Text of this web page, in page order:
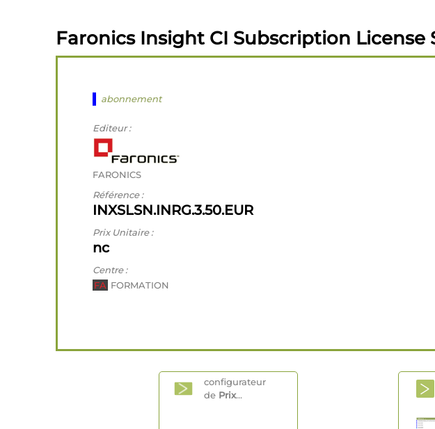
Faronics Insight CI Subscription
abonnement
Editeur :
FARONICS
Référence :
INXSLSN.INRG.3.50.EUR
Prix Unitaire :
nc
Centre :
FA FORMATION
configurateur
de Prix...